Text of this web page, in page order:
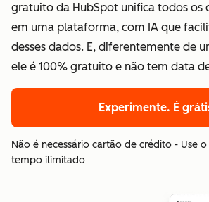
gratuito da HubSpot unifica todos os
em uma plataforma, com IA que
desses dados. E, diferentemente de
ele é 100% gratuito e não tem data
Experimente. É
Não é necessário cartão de crédito - Use
tempo ilimitado